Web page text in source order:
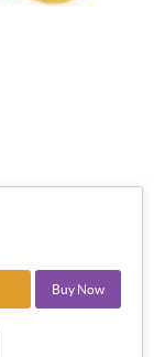
Buy Now